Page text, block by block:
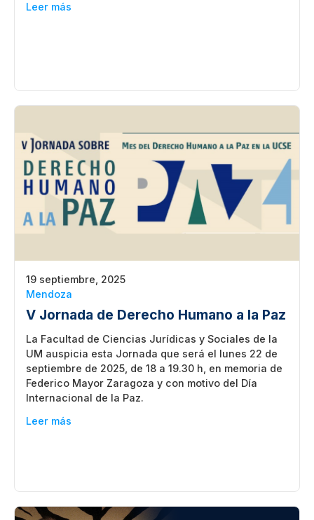
Leer más
19 septiembre, 2025
Mendoza
V Jornada de Derecho Humano a la Paz
La Facultad de Ciencias Jurídicas y Sociales de la
UM auspicia esta Jornada que será el lunes 22 de
septiembre de 2025, de 18 a 19.30 h, en memoria de
Federico Mayor Zaragoza y con motivo del Día
Internacional de la Paz.
Leer más